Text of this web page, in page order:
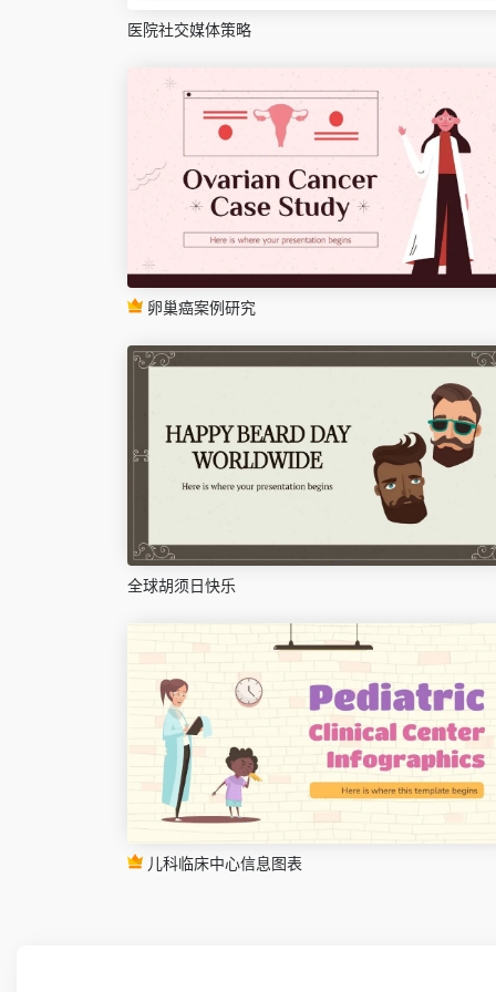
医院社交媒体策略
卵巢癌案例研究
全球胡须日快乐
儿科临床中心信息图表